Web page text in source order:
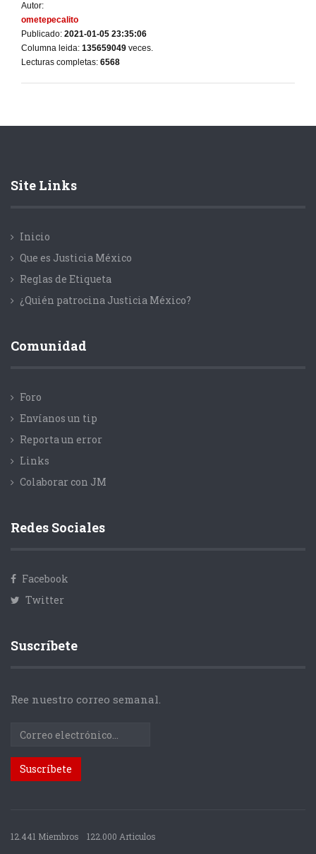
Autor:
ometepecalito
Publicado: 2021-01-05 23:35:06
Columna leida: 135659049 veces.
Lecturas completas: 6568
Site Links
Inicio
Que es Justicia México
Reglas de Etiqueta
¿Quién patrocina Justicia México?
Comunidad
Foro
Envíanos un tip
Reporta un error
Links
Colaborar con JM
Redes Sociales
Facebook
Twitter
Suscríbete
Ree nuestro correo semanal.
12.441 Miembros 122.000 Articulos